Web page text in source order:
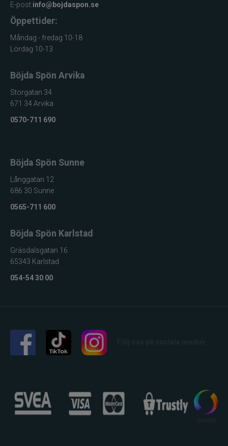
E-post:info@bojdaspon.se
Öppettider:
Måndag - fredag 10-18
Lördag 10-13
Böjda Spön Arvika
Storgatan 34
671 34 Arvika
0570-711 690
Böjda Spön Sunne
Långgatan 12
686 30 Sunne
0565-711 600
Böjda Spön Karlstad
Gräsdalsgatan 16
65343 Karlstad
054-54 30 00